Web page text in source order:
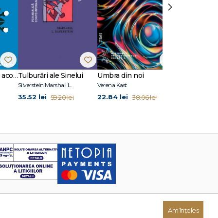
10 situații clinice în acompanierea doliuluiTulburări ale Sinelui
Silverstein Marshall L.
35.52 lei 59.20 lei
Umbra din noi
Verena Kast
22.84 lei 38.06 lei
›
Am înțeles